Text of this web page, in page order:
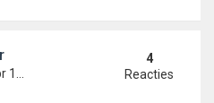
pm
4
Reacties